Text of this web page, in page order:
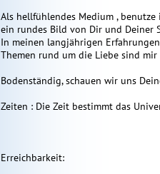
Als hellfühlendes Medium ,
ein rundes Bild von Dir und Deiner
In meinen langjährigen
Themen rund um die Liebe sind
Bodenständig, schauen wir uns
Zeiten : Die Zeit bestimmt das
Erreichbarkeit: